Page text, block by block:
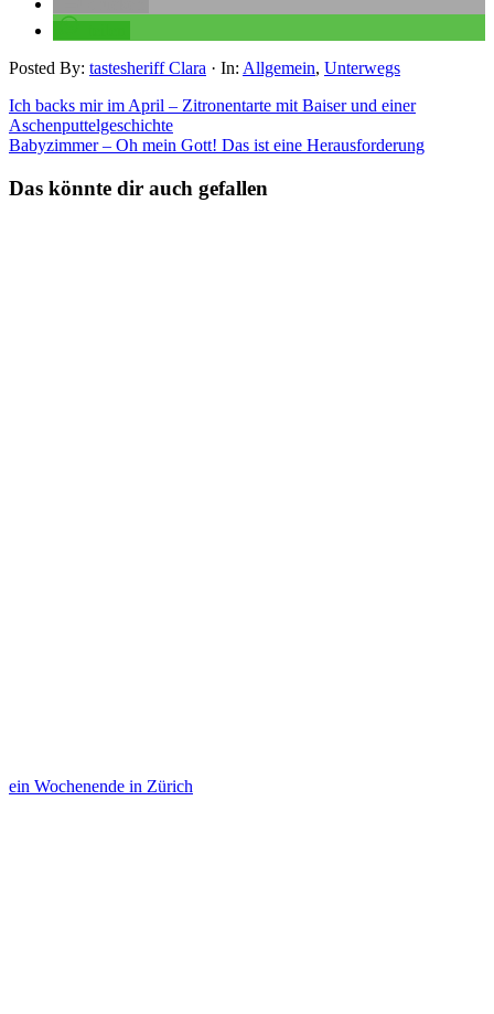
Posted By: tastesheriff Clara · In: Allgemein, Unterwegs
Ich backs mir im April – Zitronentarte mit Baiser und einer
Aschenputtelgeschichte
Babyzimmer – Oh mein Gott! Das ist eine Herausforderung
Das könnte dir auch gefallen
ein Wochenende in Zürich